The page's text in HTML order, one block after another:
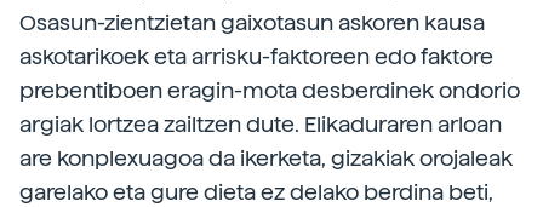
Osasun-zientzietan gaixotasun askoren kausa
askotarikoek eta arrisku-faktoreen edo faktore
prebentiboen eragin-mota desberdinek ondorio
argiak lortzea zailtzen dute. Elikaduraren arloan
are konplexuagoa da ikerketa, gizakiak orojaleak
garelako eta gure dieta ez delako berdina beti,